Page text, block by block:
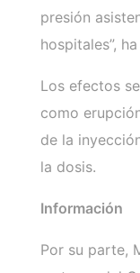
presión
hospitales”,
Los efectos
como
de la
la dosis.
Información
Por su parte,